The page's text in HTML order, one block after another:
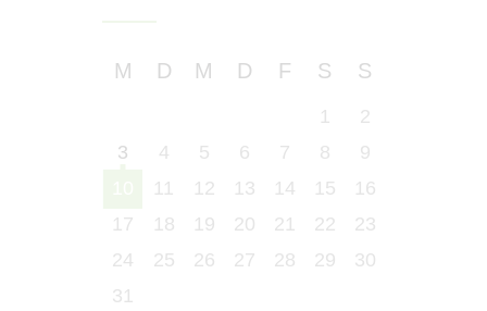
M D M D F S S
1
2
3
4 5 6 7 8
9
11 12 13 14 15
16
17
18 19 20 21 22
23
24
25 26 27 28 29
30
31